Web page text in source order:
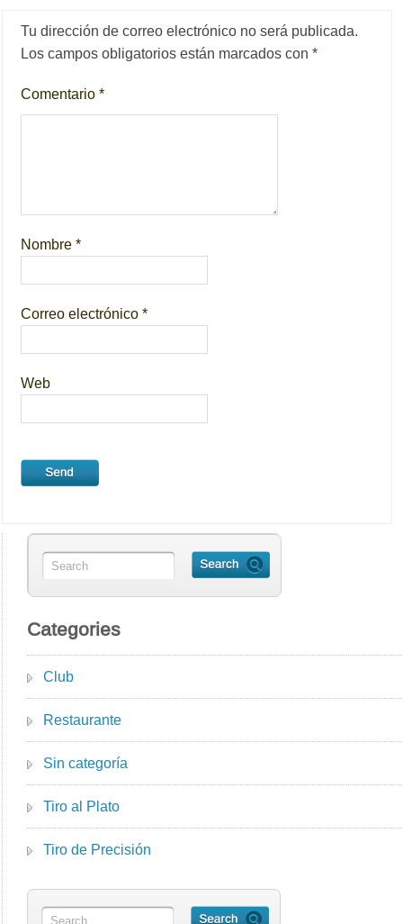
Tu dirección de correo electrónico no será publicada.
Los campos obligatorios están marcados con*
Comentario*
Nombre*
Correo electrónico*
Web
Categories
Club
Restaurante
Sin categoría
Tiro al Plato
Tiro de Precisión